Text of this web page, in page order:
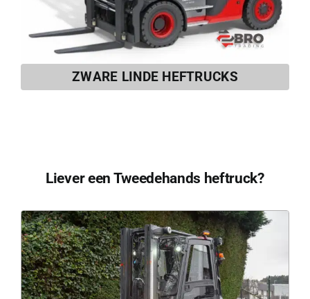
ZWARE LINDE HEFTRUCKS
Liever een Tweedehands heftruck?